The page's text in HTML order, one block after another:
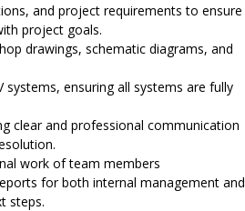
and project requirements to ensure
project goals.
drawings, schematic diagrams, and
ensuring all systems are fully
clear and professional communication
work of team members
for both internal management and
steps.